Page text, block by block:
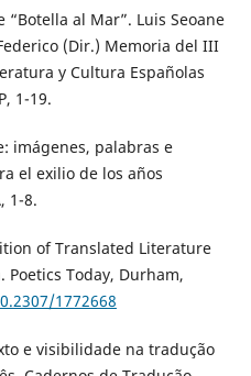
“Botella al Mar”. Luis Seoane
(Dir.) Memoria del III
y Cultura Españolas
1-19.
imágenes, palabras e
el exilio de los años
1-8.
of Translated Literature
Today, Durham,
1772668
e visibilidade na tradução